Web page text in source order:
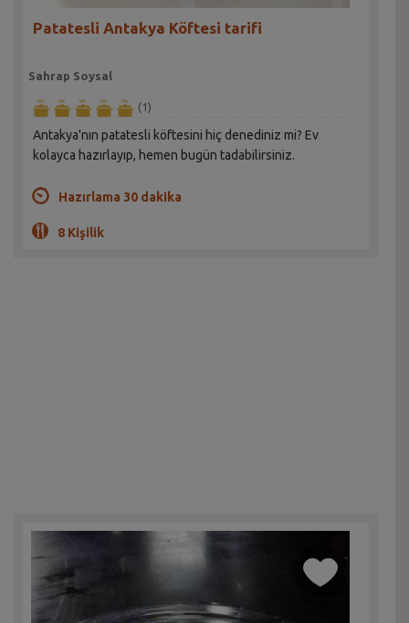
Patatesli Antakya Köftesi tarifi
Sahrap Soysal
(1)
Antakya'nın patatesli köftesini hiç denediniz mi? Ev
kolayca hazırlayıp, hemen bugün tadabilirsiniz.
Hazırlama 30 dakika
8 Kişilik